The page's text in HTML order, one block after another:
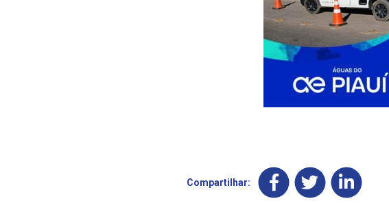
Compartilhar: